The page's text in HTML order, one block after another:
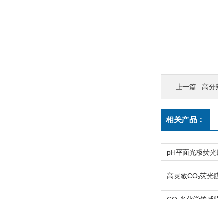
上一篇 : 高分
相关产品：